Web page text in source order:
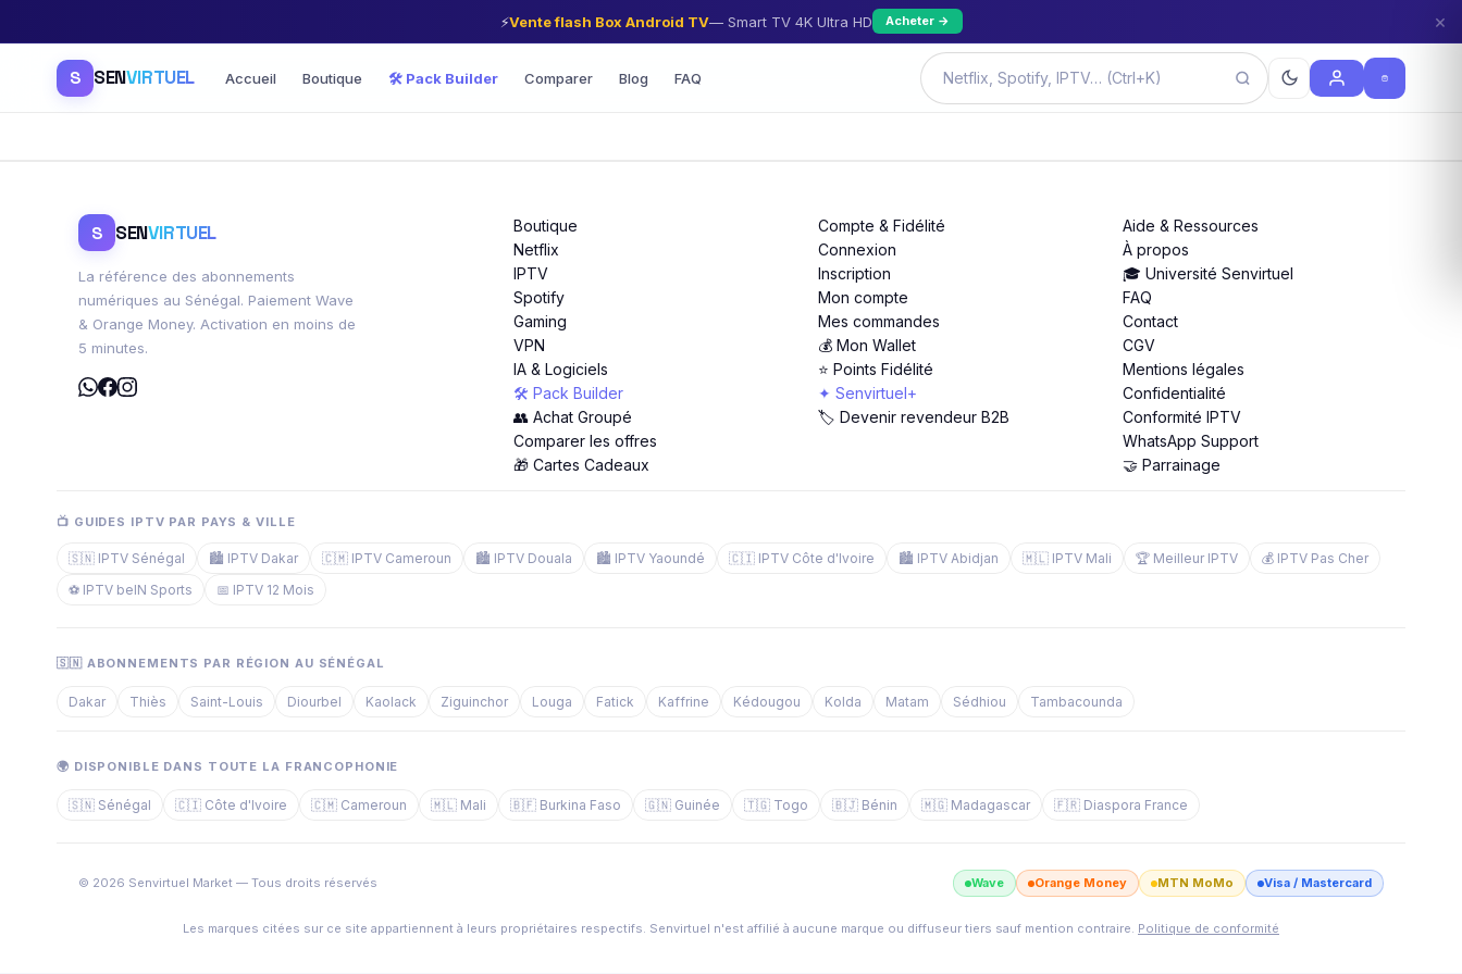
⚡Vente flash Box Android TV— Smart TV 4K Ultra HD Acheter → ×
S SENVIRTUEL Accueil Boutique 🛠️ Pack Builder Comparer Blog FAQ
S SENVIRTUEL
La référence des abonnements
numériques au Sénégal. Paiement Wave
& Orange Money. Activation en moins de
5 minutes.
Boutique
Netflix
IPTV
Spotify
Gaming
VPN
IA & Logiciels
🛠️ Pack Builder
👥 Achat Groupé
Comparer les offres
🎁 Cartes Cadeaux
Compte & Fidélité
Connexion
Inscription
Mon compte
Mes commandes
💰 Mon Wallet
⭐ Points Fidélité
✦ Senvirtuel+
🏷️ Devenir revendeur B2B
Aide & Ressources
À propos
🎓 Université Senvirtuel
FAQ
Contact
CGV
Mentions légales
Confidentialité
Conformité IPTV
WhatsApp Support
🤝 Parrainage
📺 GUIDES IPTV PAR PAYS & VILLE
🇸🇳 IPTV Sénégal 🏙️ IPTV Dakar 🇨🇲 IPTV Cameroun 🏙️ IPTV Douala 🏙️ IPTV Yaoundé 🇨🇮 IPTV Côte d'Ivoire 🏙️ IPTV Abidjan 🇲🇱 IPTV Mali 🏆 Meilleur IPTV
💰 IPTV Pas Cher
⚽ IPTV beIN Sports
📅 IPTV 12 Mois
🇸🇳 ABONNEMENTS PAR RÉGION AU SÉNÉGAL
Dakar Thiès Saint-Louis Diourbel Kaolack Ziguinchor Louga Fatick Kaffrine Kédougou Kolda Matam Sédhiou Tambacounda
🌍 DISPONIBLE DANS TOUTE LA FRANCOPHONIE
🇸🇳 Sénégal 🇨🇮 Côte d'Ivoire 🇨🇲 Cameroun 🇲🇱 Mali 🇧🇫 Burkina Faso 🇬🇳 Guinée 🇹🇬 Togo 🇧🇯 Bénin 🇲🇬 Madagascar 🇫🇷 Diaspora France
© 2026 Senvirtuel Market — Tous droits réservés Wave Orange Money MTN MoMo Visa / Mastercard
Les marques citées sur ce site appartiennent à leurs propriétaires respectifs. Senvirtuel n'est affilié à aucune marque ou diffuseur tiers sauf mention contraire. Politique de conformité